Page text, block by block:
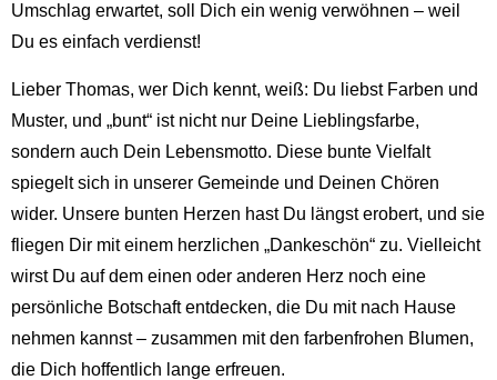
Umschlag erwartet, soll Dich ein wenig verwöhnen – weil
Du es einfach verdienst!
Lieber Thomas, wer Dich kennt, weiß: Du liebst Farben und
Muster, und „bunt“ ist nicht nur Deine Lieblingsfarbe,
sondern auch Dein Lebensmotto. Diese bunte Vielfalt
spiegelt sich in unserer Gemeinde und Deinen Chören
wider. Unsere bunten Herzen hast Du längst erobert, und sie
fliegen Dir mit einem herzlichen „Dankeschön“ zu. Vielleicht
wirst Du auf dem einen oder anderen Herz noch eine
persönliche Botschaft entdecken, die Du mit nach Hause
nehmen kannst – zusammen mit den farbenfrohen Blumen,
die Dich hoffentlich lange erfreuen.